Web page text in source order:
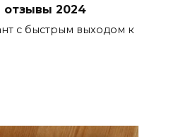
2024
с быстрым выходом к